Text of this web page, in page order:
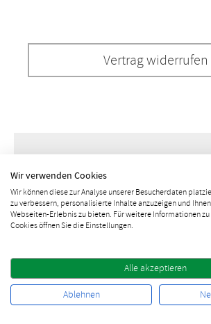
Vertrag widerrufen
Newsletter
Wir verwenden Cookies
Wir können diese zur Analyse unserer Besucherdaten
zu verbessern, personalisierte Inhalte anzuzeigen und
Webseiten-Erlebnis zu bieten. Für weitere Informationen
Cookies öffnen Sie die Einstellungen.
Alle akzeptieren
Ablehnen